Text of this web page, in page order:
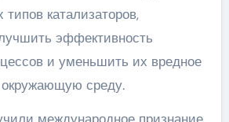
типов катализаторов,
эффективность
и уменьшить их вредное
окружающую среду.
международное признание